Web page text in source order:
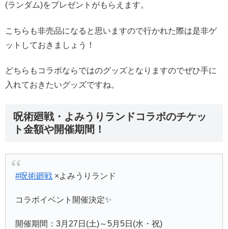
(ランダム)をプレゼントがもらえます。
こちらも非売品になると思いますので行かれた際は是非ゲ
ットしておきましょう！
どちらもコラボならではのグッズとなりますのでぜひ手に
入れておきたいグッズですね。
呪術廻戦・よみうりランドコラボのチケッ
ト金額や開催期間！
#呪術廻戦 ×よみうりランド
コラボイベント開催決定✨
開催期間：3月27日(土)～5月5日(水・祝)